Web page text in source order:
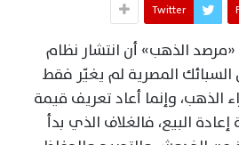
Twitter
الذهب» أن انتشار نظام
المصرية لم يغيّر فقط
وإنما أعاد تعريف قيمة
البيع، فالغلاف الذي بدأ